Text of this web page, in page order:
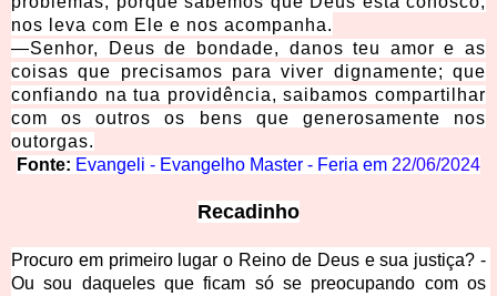
nos leva com Ele e nos acompanha.
—Senhor, Deus de bondade, danos teu amor e as
coisas que precisamos para viver dignamente; que
confiando na tua providência, saibamos compartilhar
com os outros os bens que generosamente nos
outorgas.
Fonte: Evangeli - Evangelho Master - Feria em 22/06/2024
Recadinho
Procuro em primeiro lugar o Reino de Deus e sua justiça? -
Ou sou daqueles que ficam só se preocupando com os